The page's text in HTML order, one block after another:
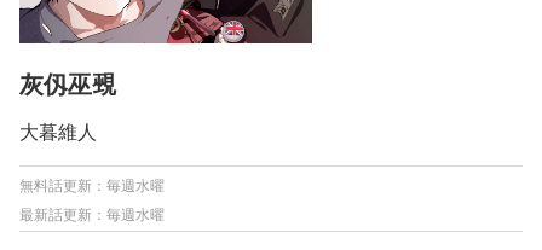
灰仭巫覡
大暮維人
無料話更新：毎週水曜
最新話更新：毎週水曜